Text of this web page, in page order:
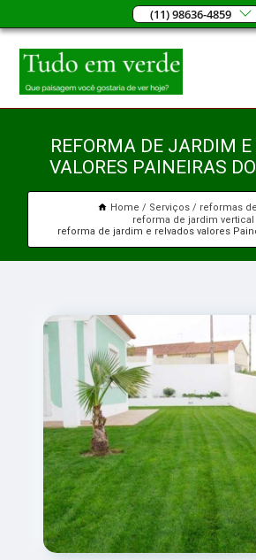
(11) 98636-4859
REFORMA DE JARDIM E
VALORES PAINEIRAS
Home Serviços
reformas
reforma de jardim vertical
reforma de jardim e relvados valores